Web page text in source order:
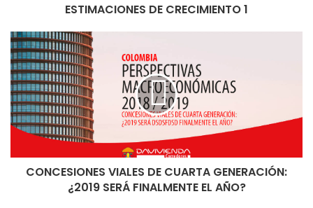
ESTIMACIONES DE CRECIMIENTO 1
CONCESIONES VIALES DE CUARTA GENERACIÓN:
¿2019 SERÁ FINALMENTE EL AÑO?